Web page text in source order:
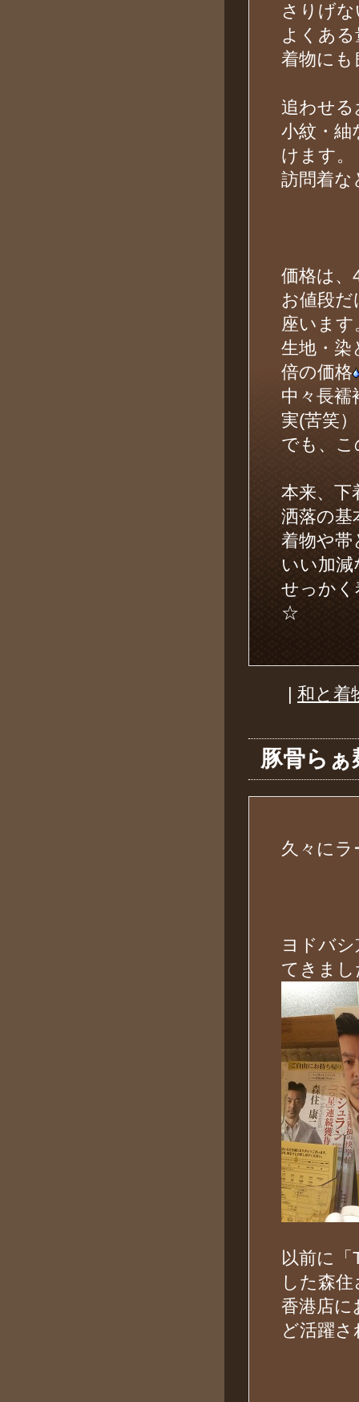
さりげ
よくあ
着物にも
追わせる
小紋・紬
けます。
訪問着な
価格は、
お値段
座います
生地・染
倍の価格
中々長
実(苦笑）
でも、
本来、下
洒落の基
着物や帯
いい加
せっかく
☆
| 和と着
豚骨らぁ
久々にラ
ヨドバ
てきまし
以前に
した森
香港店に
ど活躍